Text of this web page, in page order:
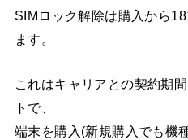
SIMロック解除は購入から
ます。
これはキャリアとの契約期
トで、
端末を購入(新規購入でも機